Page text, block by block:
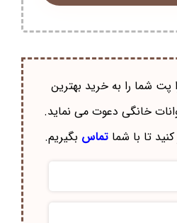
پت شما را به خرید بهترین
خانگی دعوت می نماید.
کنید تا با شماتماس بگیریم.